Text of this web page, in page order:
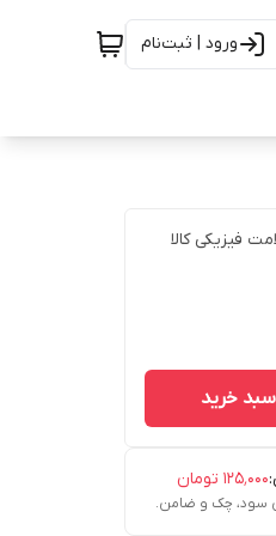
ورود | ثبت‌نام
فیزیکی کالا
خرید
۱۲۵٬۰۰۰ تومان